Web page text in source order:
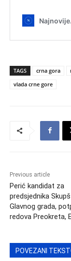
TAGS crna gora
vlada crne gore
Previous article
Perić kandidat za
predsjednika
Glavnog grada,
redova Preokreta,
POVEZANI